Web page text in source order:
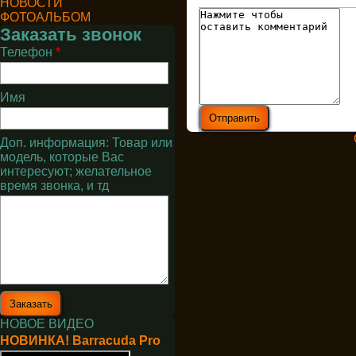
НОВОСТИ
ФОТОАЛЬБОМ
Заказать звонок
Телефон *
Имя
Доп. информация: Товар или
модель, которые Вас
интересуют; желательное
время звонка, и тд
НОВОЕ ВИДЕО
НОВИНКА! Barracuda Pro